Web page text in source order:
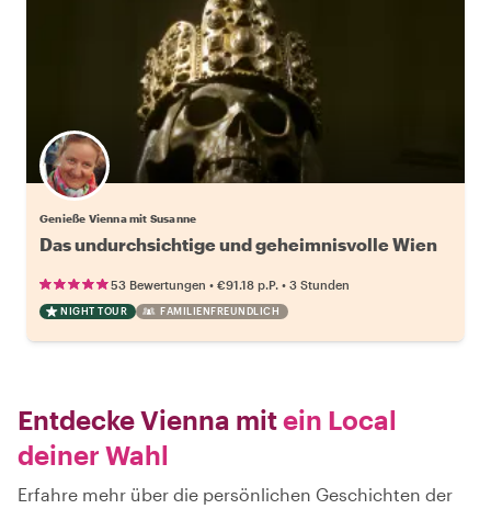
Genieße Vienna mit Susanne
Das undurchsichtige und geheimnisvolle Wien
53 Bewertungen • €91.18 p.P. • 3 Stunden
NIGHT TOUR FAMILIENFREUNDLICH
Entdecke Vienna mitein Local
deiner Wahl
Erfahre mehr über die persönlichen Geschichten der